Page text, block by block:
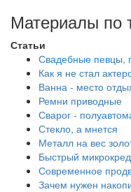
Материалы по
Статьи
Свадебные певцы,
Как я не стал
Ванна - место
Ремни приводные
Сварог -
Стекло, а мнется
Металл на вес
Быстрый
Современное
Зачем нужен